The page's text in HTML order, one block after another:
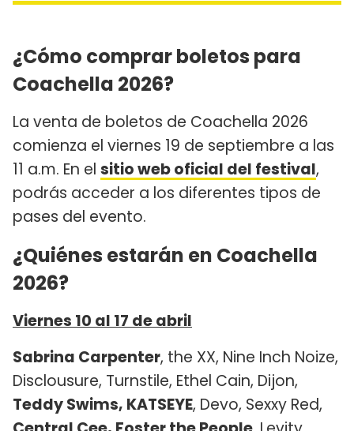
¿Cómo comprar boletos para
Coachella 2026?
La venta de boletos de Coachella 2026
comienza el viernes 19 de septiembre a las
11 a.m. En el sitio web oficial del festival,
podrás acceder a los diferentes tipos de
pases del evento.
¿Quiénes estarán en Coachella
2026?
Viernes 10 al 17 de abril
Sabrina Carpenter, the XX, Nine Inch Noize,
Disclousure, Turnstile, Ethel Cain, Dijon,
Teddy Swims, KATSEYE, Devo, Sexxy Red,